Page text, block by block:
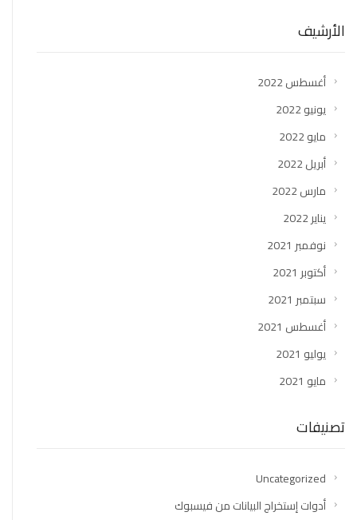
الأرشيف
أغسطس 2022
يونيو 2022
مايو 2022
أبريل 2022
مارس 2022
يناير 2022
نوفمبر 2021
أكتوبر 2021
سبتمبر 2021
أغسطس 2021
يوليو 2021
مايو 2021
تصنيفات
Uncategorized
أدوات إستخراج البيانات من فيسبوك